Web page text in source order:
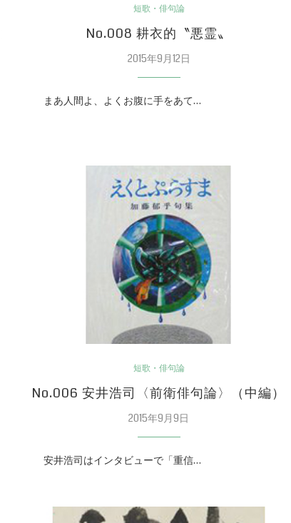
短歌・俳句論
No.008 耕衣的〝悪霊〟
2015年9月12日
まあ人間よ、よくお腹に手をあて…
短歌・俳句論
No.006 安井浩司〈前衛俳句論〉（中編）
2015年9月9日
安井浩司はインタビューで「重信…